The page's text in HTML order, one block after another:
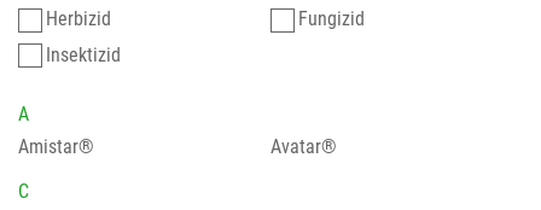
Herbizid
Fungizid
Insektizid
A
Amistar®
Avatar®
C